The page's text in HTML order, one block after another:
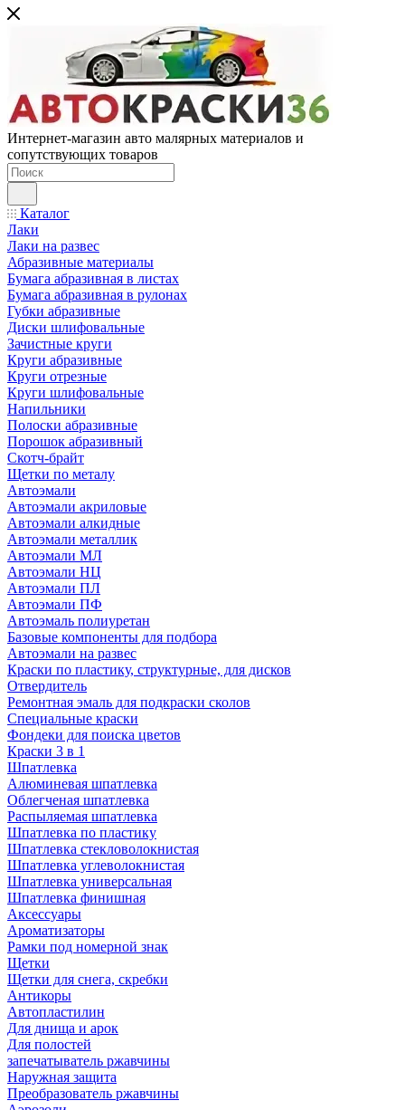
Интернет-магазин авто малярных материалов и
сопутствующих товаров
Каталог
Лаки
Лаки на развес
Абразивные материалы
Бумага абразивная в листах
Бумага абразивная в рулонах
Губки абразивные
Диски шлифовальные
Зачистные круги
Круги абразивные
Круги отрезные
Круги шлифовальные
Напильники
Полоски абразивные
Порошок абразивный
Скотч-брайт
Щетки по металу
Автоэмали
Автоэмали акриловые
Автоэмали алкидные
Автоэмали металлик
Автоэмали МЛ
Автоэмали НЦ
Автоэмали ПЛ
Автоэмали ПФ
Автоэмаль полиуретан
Базовые компоненты для подбора
Автоэмали на развес
Краски по пластику, структурные, для дисков
Отвердитель
Ремонтная эмаль для подкраски сколов
Специальные краски
Фондеки для поиска цветов
Краски 3 в 1
Шпатлевка
Алюминевая шпатлевка
Облегченая шпатлевка
Распыляемая шпатлевка
Шпатлевка по пластику
Шпатлевка стекловолокнистая
Шпатлевка углеволокнистая
Шпатлевка универсальная
Шпатлевка финишная
Аксессуары
Ароматизаторы
Рамки под номерной знак
Щетки
Щетки для снега, скребки
Антикоры
Автопластилин
Для днища и арок
Для полостей
запечатыватель ржавчины
Наружная защита
Преобразователь ржавчины